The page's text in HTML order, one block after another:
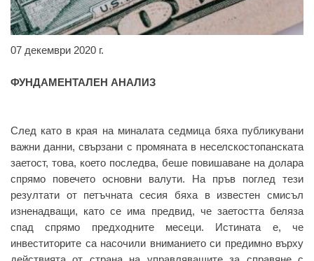
07 декември 2020 г.
ФУНДАМЕНТАЛЕН АНАЛИЗ
След като в края на миналата седмица бяха публикувани
важни данни, свързани с промяната в неселскостопанската
заетост, това, което последва, беше повишаване на долара
спрямо повечето основни валути. На пръв поглед тези
резултати от петъчната сесия бяха в известен смисъл
изненадващи, като се има предвид, че заетостта беляза
спад спрямо предходните месеци. Истината е, че
инвеститорите са насочили вниманието си предимно върху